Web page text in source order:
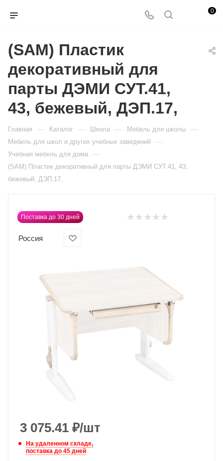
0
(SAM) Пластик
декоративный для
парты ДЭМИ СУТ.41,
43, бежевый, ДЭП.17,
Главная — Каталог — Школа — Мебель для школы —
Мебель для школ и других учебных заведений —
Учебная мебель для дома —
(SAM) Пластик декоративный для парты ДЭМИ СУТ.41, 43,
бежевый, ДЭП.17,
Поставка до 30 дней
Россия
3 075.41 ₽/шт
На удаленном складе,
поставка до 45 дней